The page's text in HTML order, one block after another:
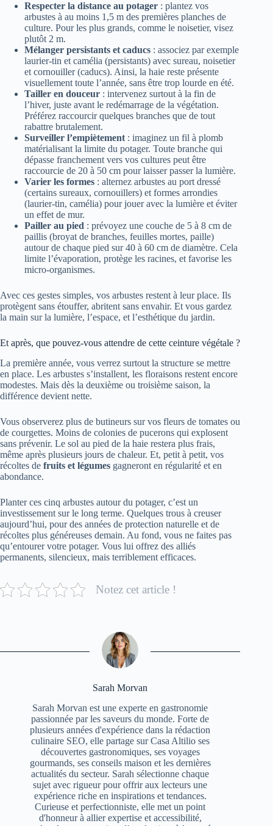
Respecter la distance au potager : plantez vos
arbustes à au moins 1,5 m des premières planches de
culture. Pour les plus grands, comme le noisetier, visez
plutôt 2 m.
Mélanger persistants et caducs : associez par exemple
laurier-tin et camélia (persistants) avec sureau, noisetier
et cornouiller (caducs). Ainsi, la haie reste présente
visuellement toute l’année, sans être trop lourde en été.
Tailler en douceur : intervenez surtout à la fin de
l’hiver, juste avant le redémarrage de la végétation.
Préférez raccourcir quelques branches que de tout
rabattre brutalement.
Surveiller l’empiètement : imaginez un fil à plomb
matérialisant la limite du potager. Toute branche qui
dépasse franchement vers vos cultures peut être
raccourcie de 20 à 50 cm pour laisser passer la lumière.
Varier les formes : alternez arbustes au port dressé
(certains sureaux, cornouillers) et formes arrondies
(laurier-tin, camélia) pour jouer avec la lumière et éviter
un effet de mur.
Pailler au pied : prévoyez une couche de 5 à 8 cm de
paillis (broyat de branches, feuilles mortes, paille)
autour de chaque pied sur 40 à 60 cm de diamètre. Cela
limite l’évaporation, protège les racines, et favorise les
micro-organismes.
Avec ces gestes simples, vos arbustes restent à leur place. Ils
protègent sans étouffer, abritent sans envahir. Et vous gardez
la main sur la lumière, l’espace, et l’esthétique du jardin.
Et après, que pouvez-vous attendre de cette ceinture végétale ?
La première année, vous verrez surtout la structure se mettre
en place. Les arbustes s’installent, les floraisons restent encore
modestes. Mais dès la deuxième ou troisième saison, la
différence devient nette.
Vous observerez plus de butineurs sur vos fleurs de tomates ou
de courgettes. Moins de colonies de pucerons qui explosent
sans prévenir. Le sol au pied de la haie restera plus frais,
même après plusieurs jours de chaleur. Et, petit à petit, vos
récoltes de fruits et légumes gagneront en régularité et en
abondance.
Planter ces cinq arbustes autour du potager, c’est un
investissement sur le long terme. Quelques trous à creuser
aujourd’hui, pour des années de protection naturelle et de
récoltes plus généreuses demain. Au fond, vous ne faites pas
qu’entourer votre potager. Vous lui offrez des alliés
permanents, silencieux, mais terriblement efficaces.
Notez cet article !
Sarah Morvan
Sarah Morvan est une experte en gastronomie
passionnée par les saveurs du monde. Forte de
plusieurs années d'expérience dans la rédaction
culinaire SEO, elle partage sur Casa Altilio ses
découvertes gastronomiques, ses voyages
gourmands, ses conseils maison et les dernières
actualités du secteur. Sarah sélectionne chaque
sujet avec rigueur pour offrir aux lecteurs une
expérience riche en inspirations et tendances.
Curieuse et perfectionniste, elle met un point
d'honneur à allier expertise et accessibilité,